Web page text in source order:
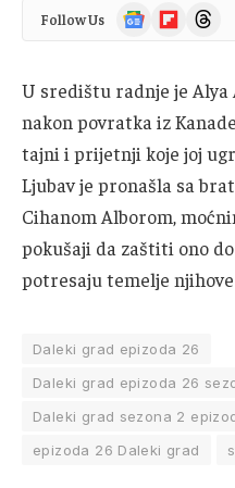
Follow Us
Google
News
FlipboardThreads
U središtu radnje je Alya
nakon povratka iz
tajni i prijetnji koje joj
Ljubav je pronašla sa
Cihanom Alborom,
pokušaji da zaštiti ono
potresaju temelje
Daleki grad epizoda 26
Daleki grad epizoda 26
Daleki grad sezona 2
epizoda 26 Daleki grad